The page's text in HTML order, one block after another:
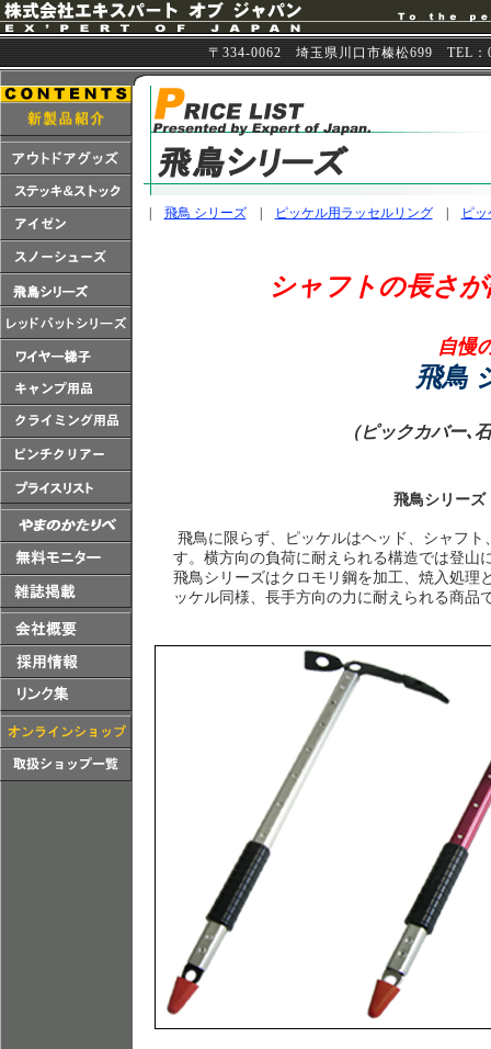
〒334-0062 埼玉県川口市榛松699 TEL
飛鳥 シリーズ| ピッケル用ラッセルリング| ピ
シャフトの長さ
自慢
飛鳥
（ピックカバー､
飛鳥シリーズ
飛鳥に限らず、ピッケルはヘッド、シャフ
す。横方向の負荷に耐えられる構造では登山
飛鳥シリーズはクロモリ鋼を加工、焼入処理
ッケル同様、長手方向の力に耐えられる商品